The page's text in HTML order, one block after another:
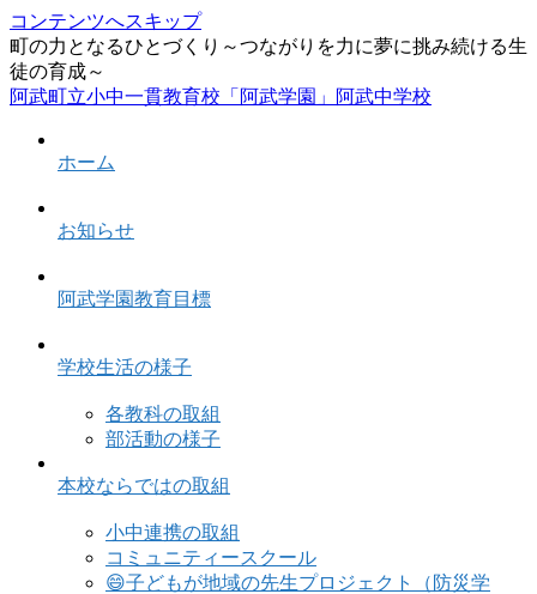
コンテンツへスキップ
町の力となるひとづくり～つながりを力に夢に挑み続ける生
徒の育成～
阿武町立小中一貫教育校「阿武学園」阿武中学校
ホーム
お知らせ
阿武学園教育目標
学校生活の様子
各教科の取組
部活動の様子
本校ならではの取組
小中連携の取組
コミュニティースクール
😄子どもが地域の先生プロジェクト（防災学